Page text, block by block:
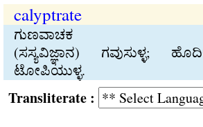
calyptrate
ಗುಣವಾಚಕ
(ಸಸ್ಯವಿಜ್ಞಾನ) ಗವುಸುಳ್ಳ;
ಟೋಪಿಯುಳ್ಳ.
: